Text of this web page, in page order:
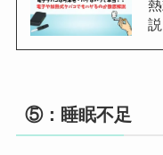
説
⑤：睡眠不足